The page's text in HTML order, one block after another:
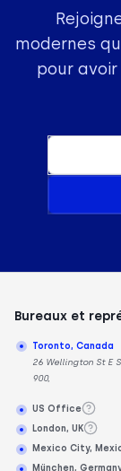
modernes
pour avoir
Bureaux et
Toronto, Canada
26 Wellington St E
900,
US Office
London, UK
Mexico City,
München,